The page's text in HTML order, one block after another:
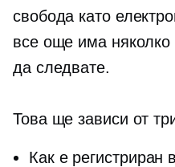
свобода като
все още има няколко
да следвате.
Това ще зависи от
Как е регистриран